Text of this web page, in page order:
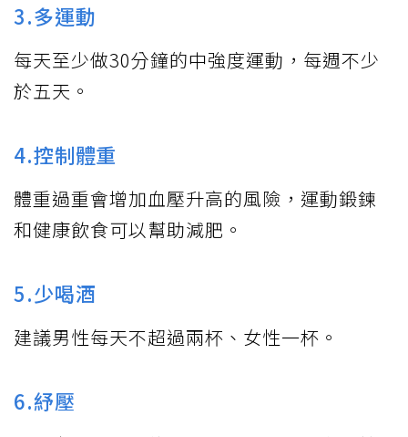
3.多運動
每天至少做30分鐘的中強度運動，每週不少
於五天。
4.控制體重
體重過重會增加血壓升高的風險，運動鍛鍊
和健康飲食可以幫助減肥。
5.少喝酒
建議男性每天不超過兩杯、女性一杯。
6.紓壓